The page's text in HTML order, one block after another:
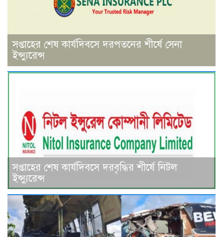
সপ্তাহের শেষ কার্যদিবসে দরপতনের শীর্ষে সেনা
ইন্স্যুরেন্স
সপ্তাহের শেষ কার্যদিবসে দরবৃদ্ধির শীর্ষে নিটল
ইন্স্যুরেন্স